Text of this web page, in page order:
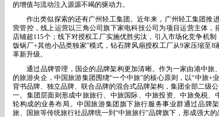
的增值与流动注入源源不竭的驱动力。
作出类似探索的还有广州轻工集团。近年来，广州轻工集团推
营管控，线上运营以三角公司旗下家电科技公司为项目运营主体，
店铺超115个；线下对授权工厂实施优胜劣汰，引入市场化竞争机
饭锅厂+其他小品类独家”模式，钻石牌风扇授权工厂从9家压缩至
革新升级。
通过品牌管理，国企的品牌架构更加清晰。作为一家由港中旅
的旅游央企，中国旅游集团围绕“一个中旅”的核心原则，以“中旅+
背书品牌、独立品牌、联合品牌的混合式品牌架构，集团全部二级
一。集团层面则形成中旅旅行、中旅国际、中旅投资、中旅免税、
轮构成的业务布局。中国旅游集团旗下旅行服务事业群通过品牌
旅、国旅等传统旅行社品牌统一到“中旅旅行”品牌旗下，形成强大